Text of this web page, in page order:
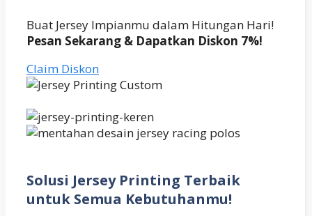
Buat Jersey Impianmu dalam Hitungan Hari!
Pesan Sekarang & Dapatkan Diskon 7%!
Claim Diskon
Solusi Jersey Printing Terbaik
untuk Semua Kebutuhanmu!